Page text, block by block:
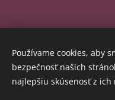
Používame cookies, aby
bezpečnosť našich
najlepšiu skúsenosť z ich